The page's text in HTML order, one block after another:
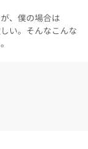
、僕の場合は
い。そんなこんな